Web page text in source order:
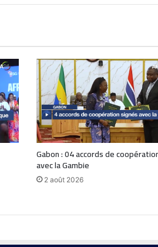
Gabon : 04 accords de
avec la Gambie
2 août 2026